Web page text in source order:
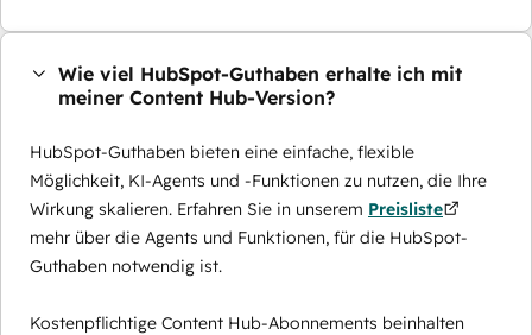
Wie viel HubSpot-Guthaben erhalte ich mit
meiner Content Hub-Version?
HubSpot-Guthaben bieten eine einfache, flexible
Möglichkeit, KI-Agents und -Funktionen zu nutzen, die Ihre
Wirkung skalieren. Erfahren Sie in unserem Preisliste
mehr über die Agents und Funktionen, für die HubSpot-
Guthaben notwendig ist.
Kostenpflichtige Content Hub-Abonnements beinhalten